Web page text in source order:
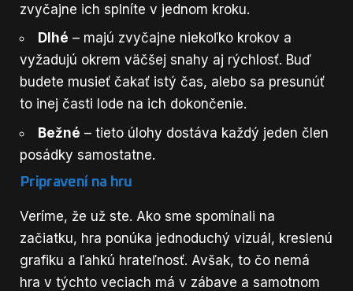
zvyčajne ich splníte v jednom kroku.
Dlhé – majú zvyčajne niekoľko krokov a
vyžadujú okrem väčšej snahy aj rýchlosť. Buď
budete musieť čakať istý čas, alebo sa presunúť
to inej časti lode na ich dokončenie.
Bežné – tieto úlohy dostáva každý jeden člen
posádky samostatne.
Pripravení na hru
Veríme, že už ste. Ako sme spomínali na
začiatku, hra ponúka jednoduchý vizuál, kreslenú
grafiku a ľahkú hrateľnosť. Avšak, to čo nemá
hra v týchto veciach má v zábave a samotnom